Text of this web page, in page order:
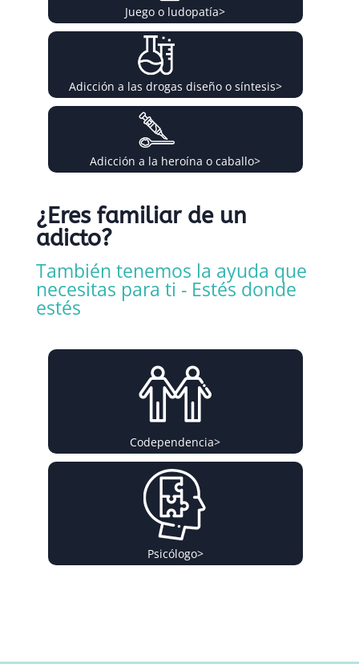
Juego o ludopatía>
Adicción a las drogas diseño o síntesis>
Adicción a la heroína o caballo>
¿Eres familiar de un
adicto?
También tenemos la ayuda que
necesitas para ti - Estés donde
estés
Codependencia>
Psicólogo>